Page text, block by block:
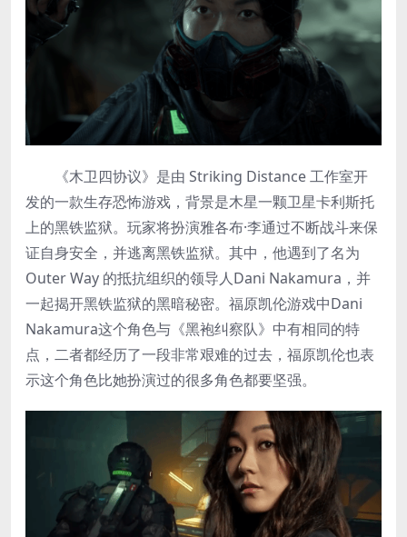
《木卫四协议》是由 Striking Distance 工作室开
发的一款生存恐怖游戏，背景是木星一颗卫星卡利斯托
上的黑铁监狱。玩家将扮演雅各布·李通过不断战斗来保
证自身安全，并逃离黑铁监狱。其中，他遇到了名为
Outer Way 的抵抗组织的领导人Dani Nakamura，并
一起揭开黑铁监狱的黑暗秘密。福原凯伦游戏中Dani
Nakamura这个角色与《黑袍纠察队》中有相同的特
点，二者都经历了一段非常艰难的过去，福原凯伦也表
示这个角色比她扮演过的很多角色都要坚强。